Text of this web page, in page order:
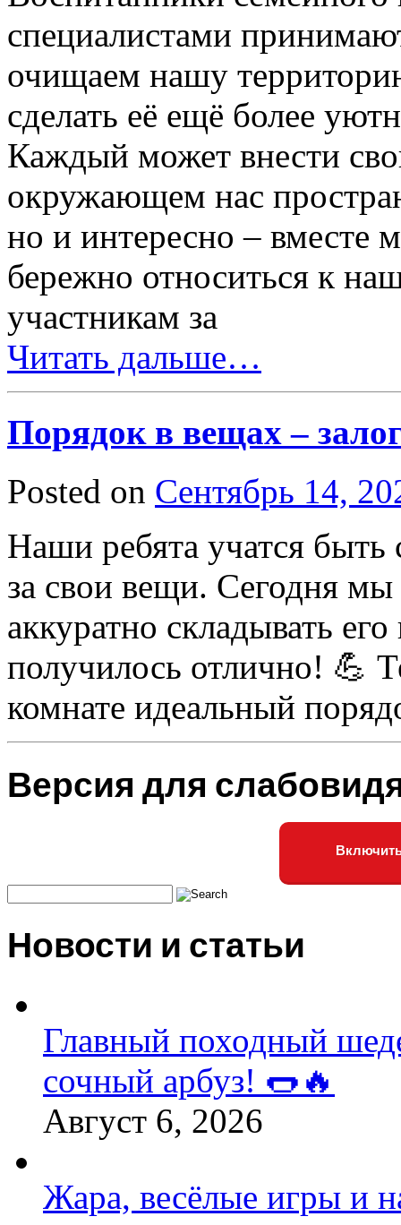
специалистами
очищаем нашу
сделать её ещё более
Каждый может внести
окружающем нас
но и интересно – вместе
бережно относиться к
участникам за
Читать дальше…
Порядок в вещах –
Posted on Сентябрь 14,
Наши ребята учатся быть
за свои вещи. Сегодня мы
аккуратно складывать
получилось отлично! 💪
комнате идеальный
Версия для
Новости и статьи
Главный походный
сочный арбуз! 🌭🔥
Август 6, 2026
Жара, весёлые игры и